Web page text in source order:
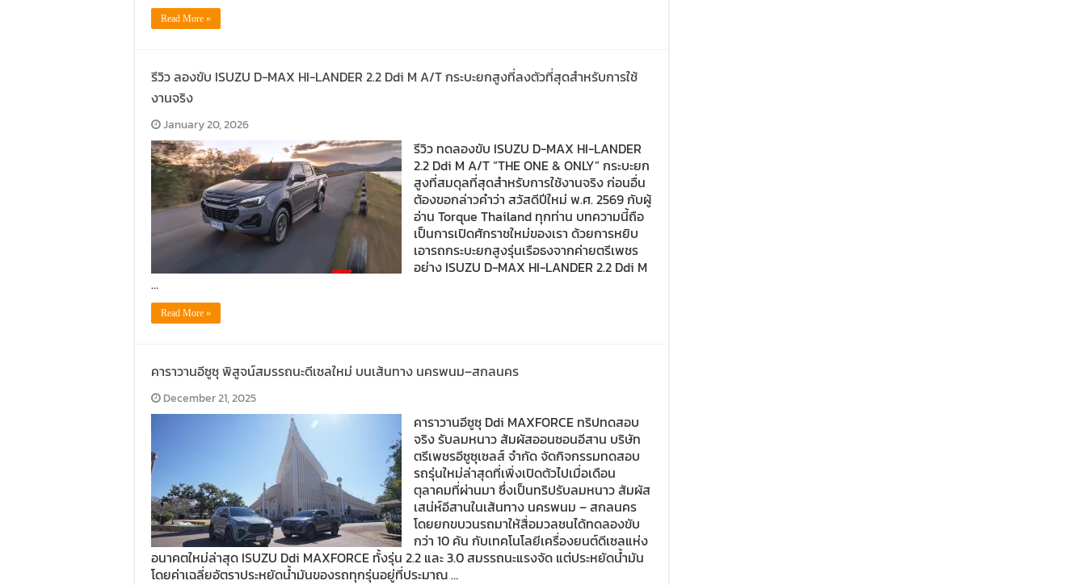
Read More »
รีวิว ลองขับ ISUZU D-MAX HI-LANDER 2.2 Ddi M A/T กระบะยกสูงที่ลงตัวที่สุดสำหรับการใช้
งานจริง
January 20, 2026
รีวิว ทดลองขับ ISUZU D-MAX HI-LANDER
2.2 Ddi M A/T “THE ONE & ONLY” กระบะยก
สูงที่สมดุลที่สุดสำหรับการใช้งานจริง ก่อนอื่น
ต้องขอกล่าวคำว่า สวัสดีปีใหม่ พ.ศ. 2569 กับผู้
อ่าน Torque Thailand ทุกท่าน บทความนี้ถือ
เป็นการเปิดศักราชใหม่ของเรา ด้วยการหยิบ
เอารถกระบะยกสูงรุ่นเรือธงจากค่ายตรีเพชร
อย่าง ISUZU D-MAX HI-LANDER 2.2 Ddi M
…
Read More »
คาราวานอีซูซุ พิสูจน์สมรรถนะดีเซลใหม่ บนเส้นทาง นครพนม–สกลนคร
December 21, 2025
คาราวานอีซูซุ Ddi MAXFORCE ทริปทดสอบ
จริง รับลมหนาว สัมผัสออนซอนอีสาน บริษัท
ตรีเพชรอีซูซุเซลส์ จำกัด จัดกิจกรรมทดสอบ
รถรุ่นใหม่ล่าสุดที่เพิ่งเปิดตัวไปเมื่อเดือน
ตุลาคมที่ผ่านมา ซึ่งเป็นทริปรับลมหนาว สัมผัส
เสน่ห์อีสานในเส้นทาง นครพนม – สกลนคร
โดยยกขบวนรถมาให้สื่อมวลชนได้ทดลองขับ
กว่า 10 คัน กับเทคโนโลยีเครื่องยนต์ดีเซลแห่ง
อนาคตใหม่ล่าสุด ISUZU Ddi MAXFORCE ทั้งรุ่น 2.2 และ 3.0 สมรรถนะแรงจัด แต่ประหยัดน้ำมัน
โดยค่าเฉลี่ยอัตราประหยัดน้ำมันของรถทุกรุ่นอยู่ที่ประมาณ …